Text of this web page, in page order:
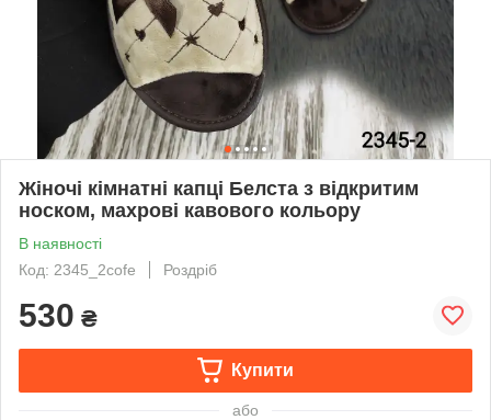
Жіночі кімнатні капці Белста з відкритим
носком, махрові кавового кольору
В наявності
Код: 2345_2cofe
Роздріб
530 ₴
Купити
або